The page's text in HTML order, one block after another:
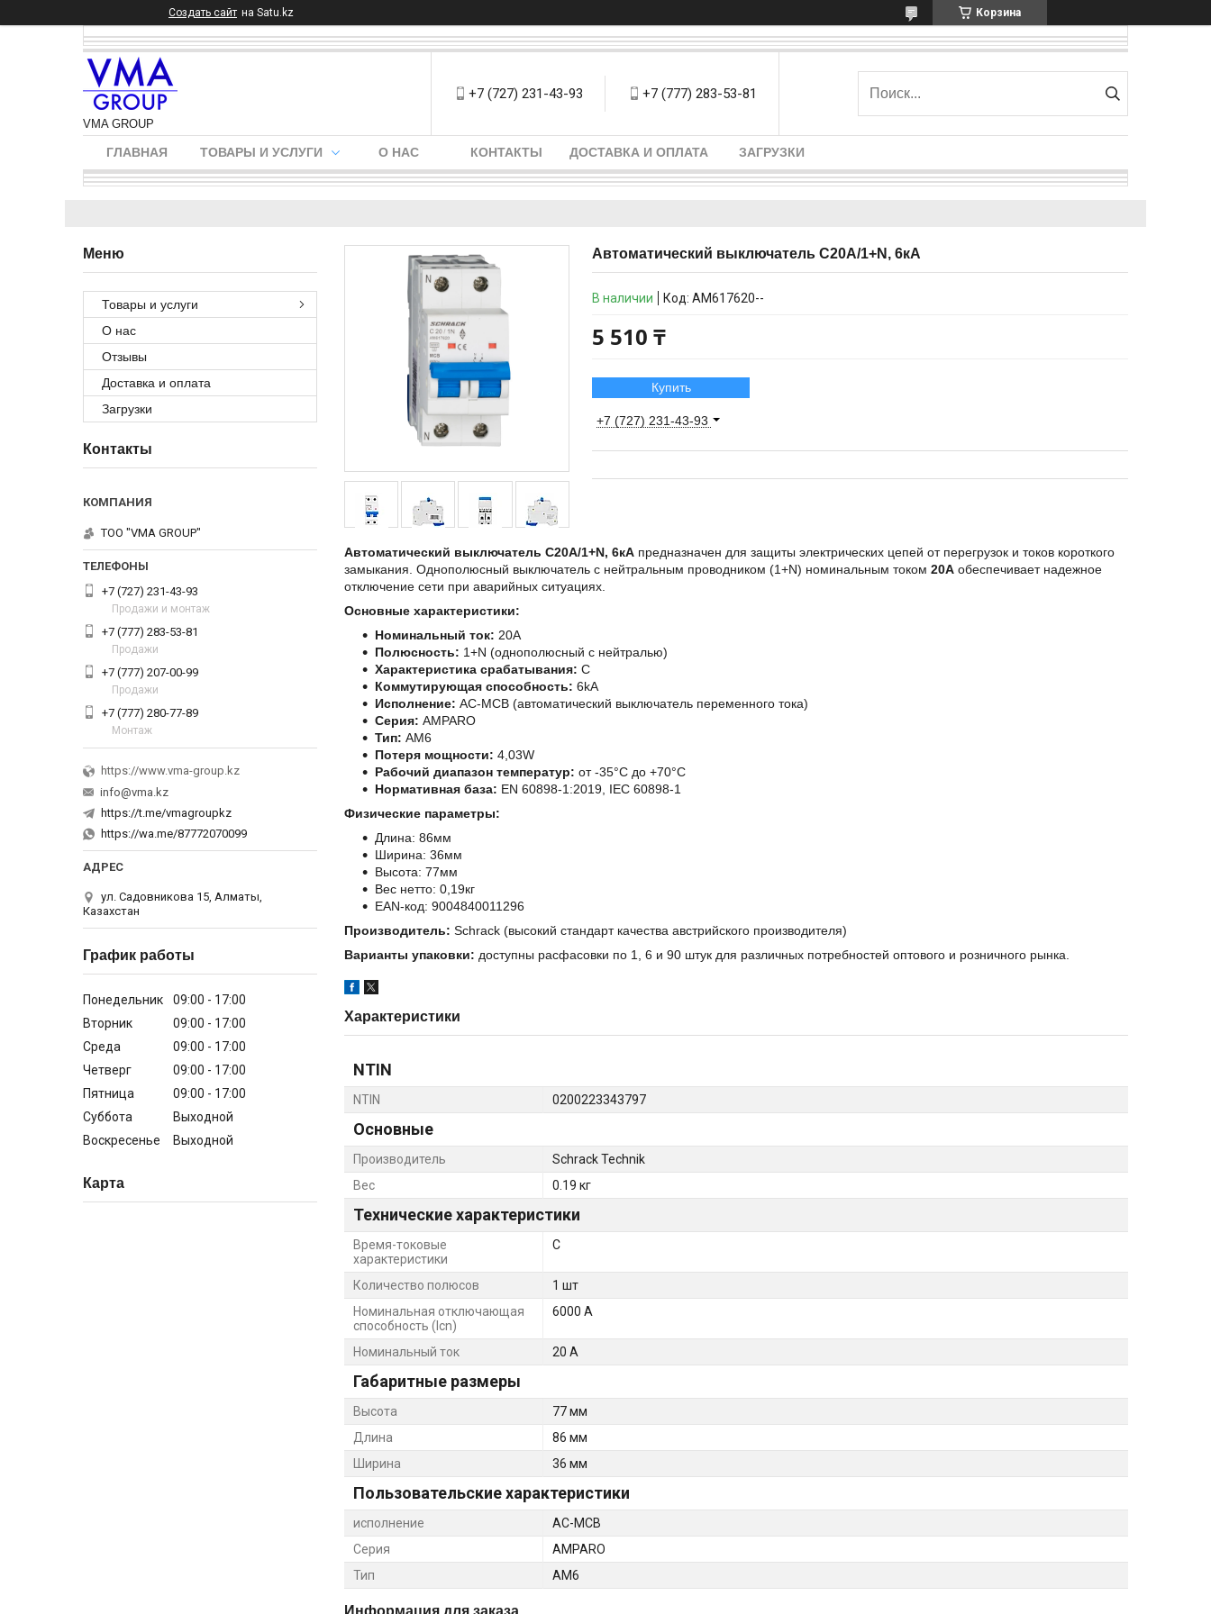
Создать сайт на Satu.kz Корзина
VMA GROUP
+7 (727) 231-43-93 +7 (777) 283-53-81
ГЛАВНАЯ ТОВАРЫ И УСЛУГИ О НАС КОНТАКТЫ ДОСТАВКА И ОПЛАТА ЗАГРУЗКИ
Автоматический выключатель C20А/1+N, 6кА
В наличии Код: AM617620--
5 510 ₸
Купить
+7 (727) 231-43-93
Автоматический выключатель C20А/1+N, 6кА предназначен для защиты электрических цепей от перегрузок и токов короткого
замыкания. Однополюсный выключатель с нейтральным проводником (1+N) номинальным током 20A обеспечивает надежное
отключение сети при аварийных ситуациях.
Основные характеристики:
Номинальный ток: 20A
Полюсность: 1+N (однополюсный с нейтралью)
Характеристика срабатывания: C
Коммутирующая способность: 6kA
Исполнение: AC-MCB (автоматический выключатель переменного тока)
Серия: AMPARO
Тип: AM6
Потеря мощности: 4,03W
Рабочий диапазон температур: от -35°C до +70°C
Нормативная база: EN 60898-1:2019, IEC 60898-1
Физические параметры:
Длина: 86мм
Ширина: 36мм
Высота: 77мм
Вес нетто: 0,19кг
EAN-код: 9004840011296
Производитель: Schrack (высокий стандарт качества австрийского производителя)
Варианты упаковки: доступны расфасовки по 1, 6 и 90 штук для различных потребностей оптового и розничного рынка.
Характеристики
NTIN
NTIN 0200223343797
Основные
Производитель
Schrack Technik
Вес
0.19 кг
Технические характеристики
Время-токовые
характеристики
C
Количество полюсов
1 шт
Номинальная отключающая
способность (Icn)
6000 А
Номинальный ток 20 А
Габаритные размеры
Высота
77 мм
Длина
86 мм
Ширина
36 мм
Пользовательские характеристики
исполнение
AC-MCB
Серия
AMPARO
Тип
AM6
Информация для заказа
Товары и услуги
О нас
Отзывы
Доставка и оплата
Загрузки
Контакты
ТОО "VMA GROUP"
+7 (727) 231-43-93
Продажи и монтаж
+7 (777) 283-53-81
Продажи
+7 (777) 207-00-99
Продажи
+7 (777) 280-77-89
Монтаж
https://www.vma-group.kz
info@vma.kz
https://t.me/vmagroupkz
https://wa.me/87772070099
ул. Садовникова 15, Алматы,
Казахстан
График работы
Понедельник 09:00
17:00
Вторник
09:00
17:00
Среда
09:00
17:00
Четверг
09:00
17:00
Пятница
09:00
17:00
Суббота
Выходной
Воскресенье
Выходной
Карта